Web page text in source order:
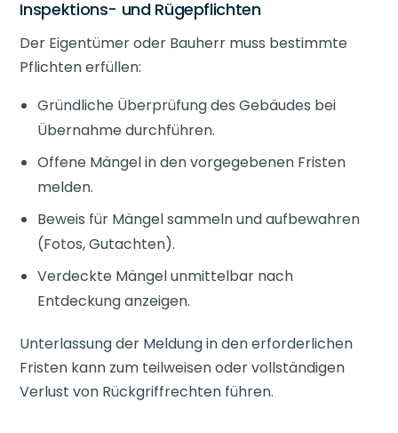
Inspektions- und Rügepflichten
Der Eigentümer oder Bauherr muss bestimmte
Pflichten erfüllen:
Gründliche Überprüfung des Gebäudes bei
Übernahme durchführen.
Offene Mängel in den vorgegebenen Fristen
melden.
Beweis für Mängel sammeln und aufbewahren
(Fotos, Gutachten).
Verdeckte Mängel unmittelbar nach
Entdeckung anzeigen.
Unterlassung der Meldung in den erforderlichen
Fristen kann zum teilweisen oder vollständigen
Verlust von Rückgriffrechten führen.